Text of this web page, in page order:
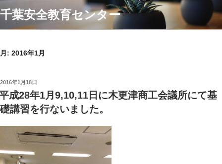
ン
テ
ツ
キ
ッ
プ
千葉安全教育センター
月: 2016年1月
投
稿
日:
2016年1月18日
成28年1月9,10,11日に木更津商工会議所にて基
礎講習を行ないました。